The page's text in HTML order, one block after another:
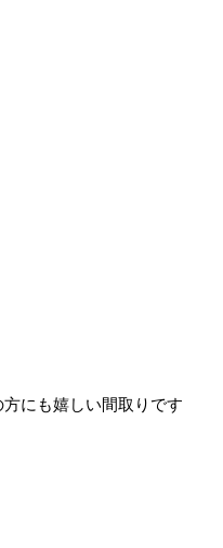
にも嬉しい間取りです